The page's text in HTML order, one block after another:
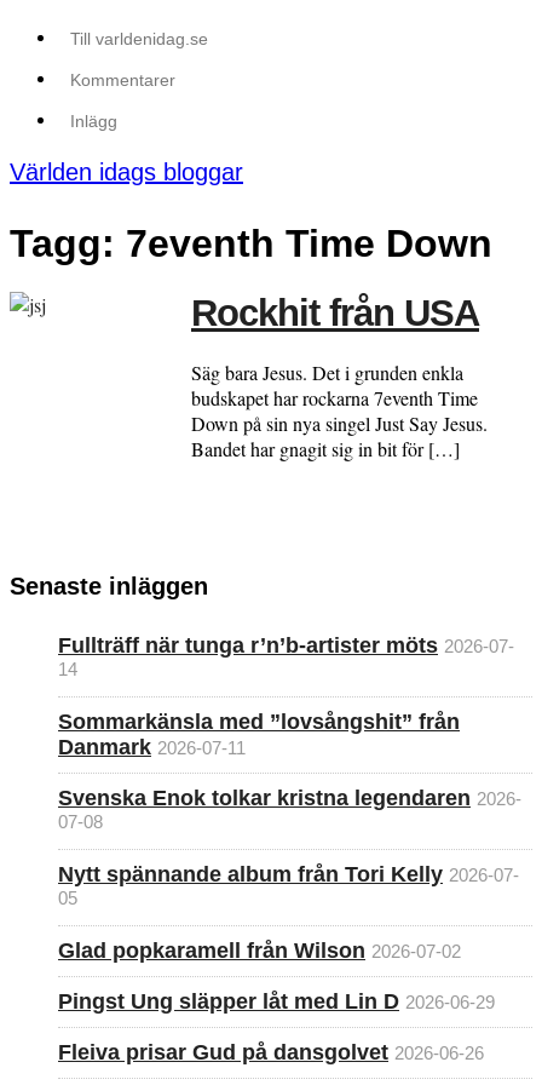
Till varldenidag.se
Kommentarer
Inlägg
Världen idags bloggar
Tagg: 7eventh Time Down
Rockhit från USA
Säg bara Jesus. Det i grunden enkla
budskapet har rockarna 7eventh Time
Down på sin nya singel Just Say Jesus.
Bandet har gnagit sig in bit för […]
Senaste inläggen
Fullträff när tunga r’n’b-artister möts 2026-07-
14
Sommarkänsla med ”lovsångshit” från
Danmark 2026-07-11
Svenska Enok tolkar kristna legendaren 2026-
07-08
Nytt spännande album från Tori Kelly 2026-07-
05
Glad popkaramell från Wilson 2026-07-02
Pingst Ung släpper låt med Lin D 2026-06-29
Fleiva prisar Gud på dansgolvet 2026-06-26